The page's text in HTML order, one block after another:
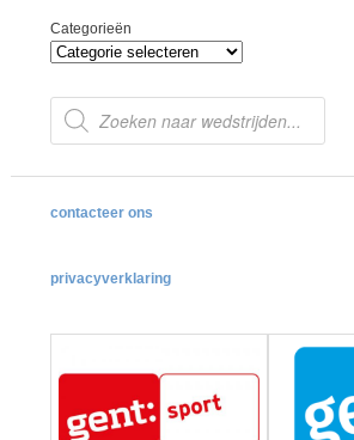
Categorieën
Producten
zoeken
contacteer ons
privacyverklaring